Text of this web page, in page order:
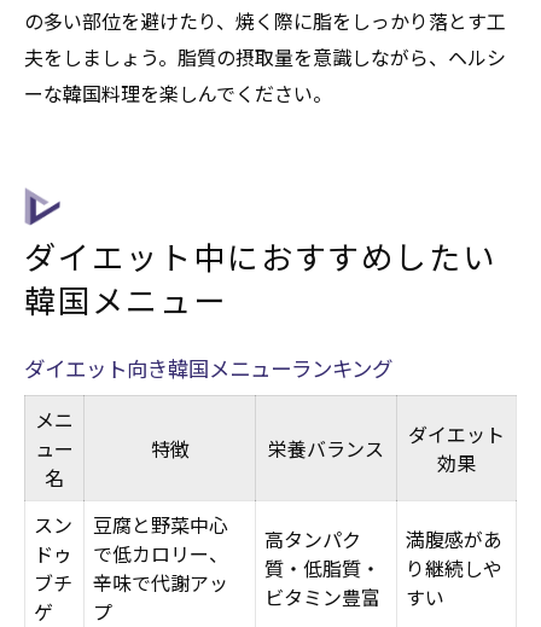
の多い部位を避けたり、焼く際に脂をしっかり落とす工
夫をしましょう。脂質の摂取量を意識しながら、ヘルシ
ーな韓国料理を楽しんでください。
ダイエット中におすすめしたい
韓国メニュー
ダイエット向き韓国メニューランキング
メニ
ュー
名
特徴 栄養バランス
ダイエット
効果
スン
ドゥ
ブチ
ゲ
豆腐と野菜中心
で低カロリー、
辛味で代謝アッ
プ
高タンパク
質・低脂質・
ビタミン豊富
満腹感があ
り継続しや
すい